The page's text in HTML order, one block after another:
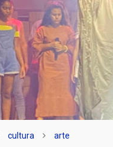
cultura arte